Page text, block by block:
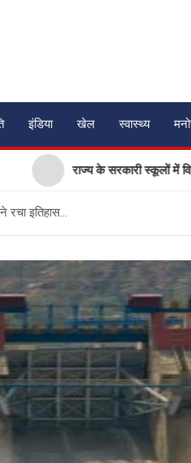
इंडिया खेल स्वास्थ्य
राज्य के सरकारी स्कूलों में विज्ञान
रचा इतिहास…